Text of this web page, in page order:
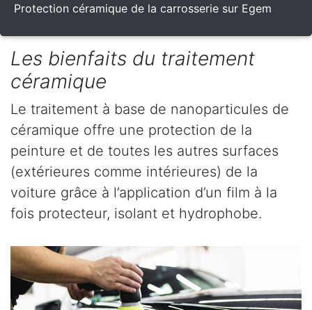
Protection céramique de la carrosserie sur Egem
Les bienfaits du traitement
céramique
Le traitement à base de nanoparticules de
céramique offre une protection de la
peinture et de toutes les autres surfaces
(extérieures comme intérieures) de la
voiture grâce à l’application d’un film à la
fois protecteur, isolant et hydrophobe.